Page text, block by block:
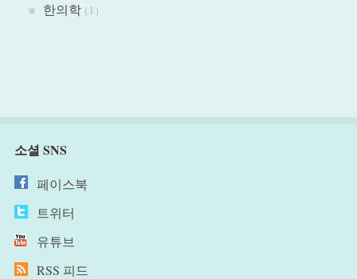
한의학(1)
소셜 SNS
페이스북
트위터
유튜브
RSS 피드